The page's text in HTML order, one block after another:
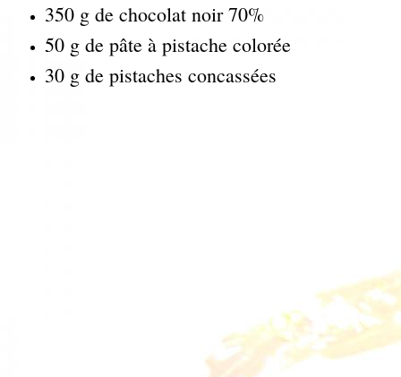
350 g de chocolat noir 70%
50 g de pâte à pistache colorée
30 g de pistaches concassées